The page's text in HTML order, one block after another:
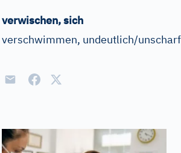
verwischen, sich
verschwimmen, undeutlich/